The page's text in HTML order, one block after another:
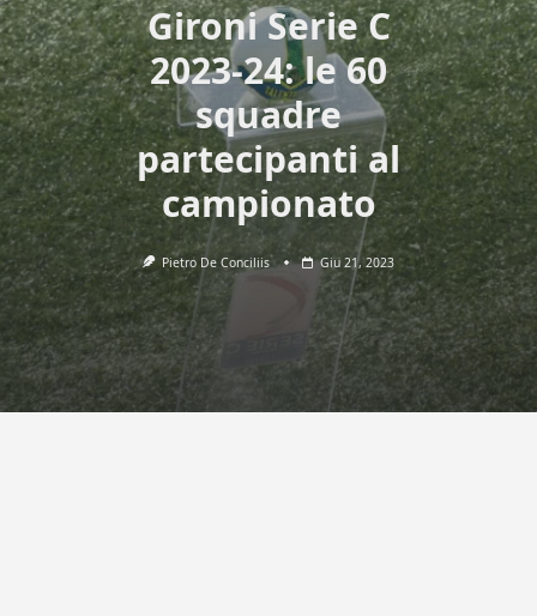
Gironi Serie C
2023-24: le 60
squadre
partecipanti al
campionato
Pietro De Conciliis Giu 21, 2023